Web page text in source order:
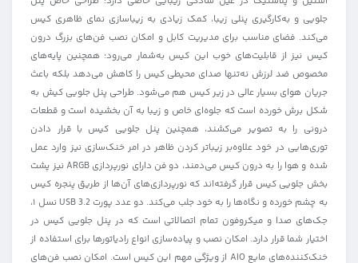
جلویی و به‌کارگیری پنلی زیبا، کمک زیادی به زیباسازی نمای ظاهری کیس
می‌کند. فضای مناسب برای مدیریت کابل و امکان نصب فن‌های بزرگ درون
کیس نیز از قابلیت‌های خوب این کیس به‌شمار می‌رود؛ همچنین پایه‌های
مخصوص ضد لرزش نه‌تنها صدای محیطی کیس را کاهش می‌دهد بلکه باعث
جریان هوای بسیار عالی در زیر کیس هم می‌شود. طراحی پنل جلویی کیش به
شکل برش خورده است که جلوه‌ای خاص و زیبا به آن بخشیده است و قطعات
درونی را به تصویر می‌کشند، همچنین پنل جلویی کیس با قرار دادن
توری‌هایی در خود علاوه‌بر زیباتر کردن ظاهر در امر خنک‌سازی نیز وارد عمل
شده و هوا را به درون کیس می‌دمند، دو فن دارای نورپردازی ARGB نیز پشت
بخش جلویی کیس قرار گرفته‌اند که نورپردازی‌های آن‌ها از طریق پنجره کیس
به چشم خورده و نگاه‌ها را به خود جلب می‌کند. دو عدد پورت USB 3.2 نسل ۱،
جک‌های صدا و میکروفون تمام اتصالاتی است که در پنل جلویی کیس در
اختیار شما قرار دارد. امکان نصب و پیاده‌سازی انواع رادیاتورها برای استفاده از
خنک‌کننده‌های مایع AIO از ویژگی مهم این کیس است. امکان نصب فن‌های